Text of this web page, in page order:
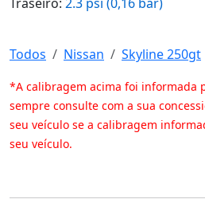
Todos Nissan Skyline 250gt
*A calibragem acima foi informada
sempre consulte com a sua
seu veículo se a calibragem
seu veículo.